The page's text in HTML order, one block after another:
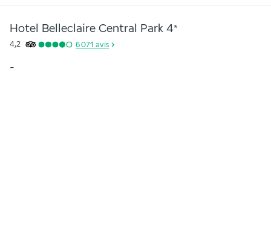
Hotel Belleclaire Central Park 4*
4,2 6 071 avis
-